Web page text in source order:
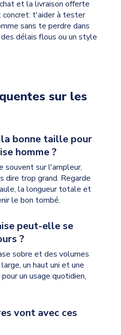
et la livraison offerte
t'aider à tester
sans te perdre dans
délais flous ou un style
sur les
bonne taille pour
homme ?
souvent sur l'ampleur,
dire trop grand. Regarde
la longueur totale et
le bon tombé.
peut-elle se
?
sobre et des volumes
un haut uni et une
un usage quotidien,
vont avec ces